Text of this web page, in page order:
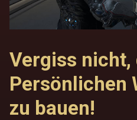
Vergiss nicht,
Persönlichen
zu bauen!